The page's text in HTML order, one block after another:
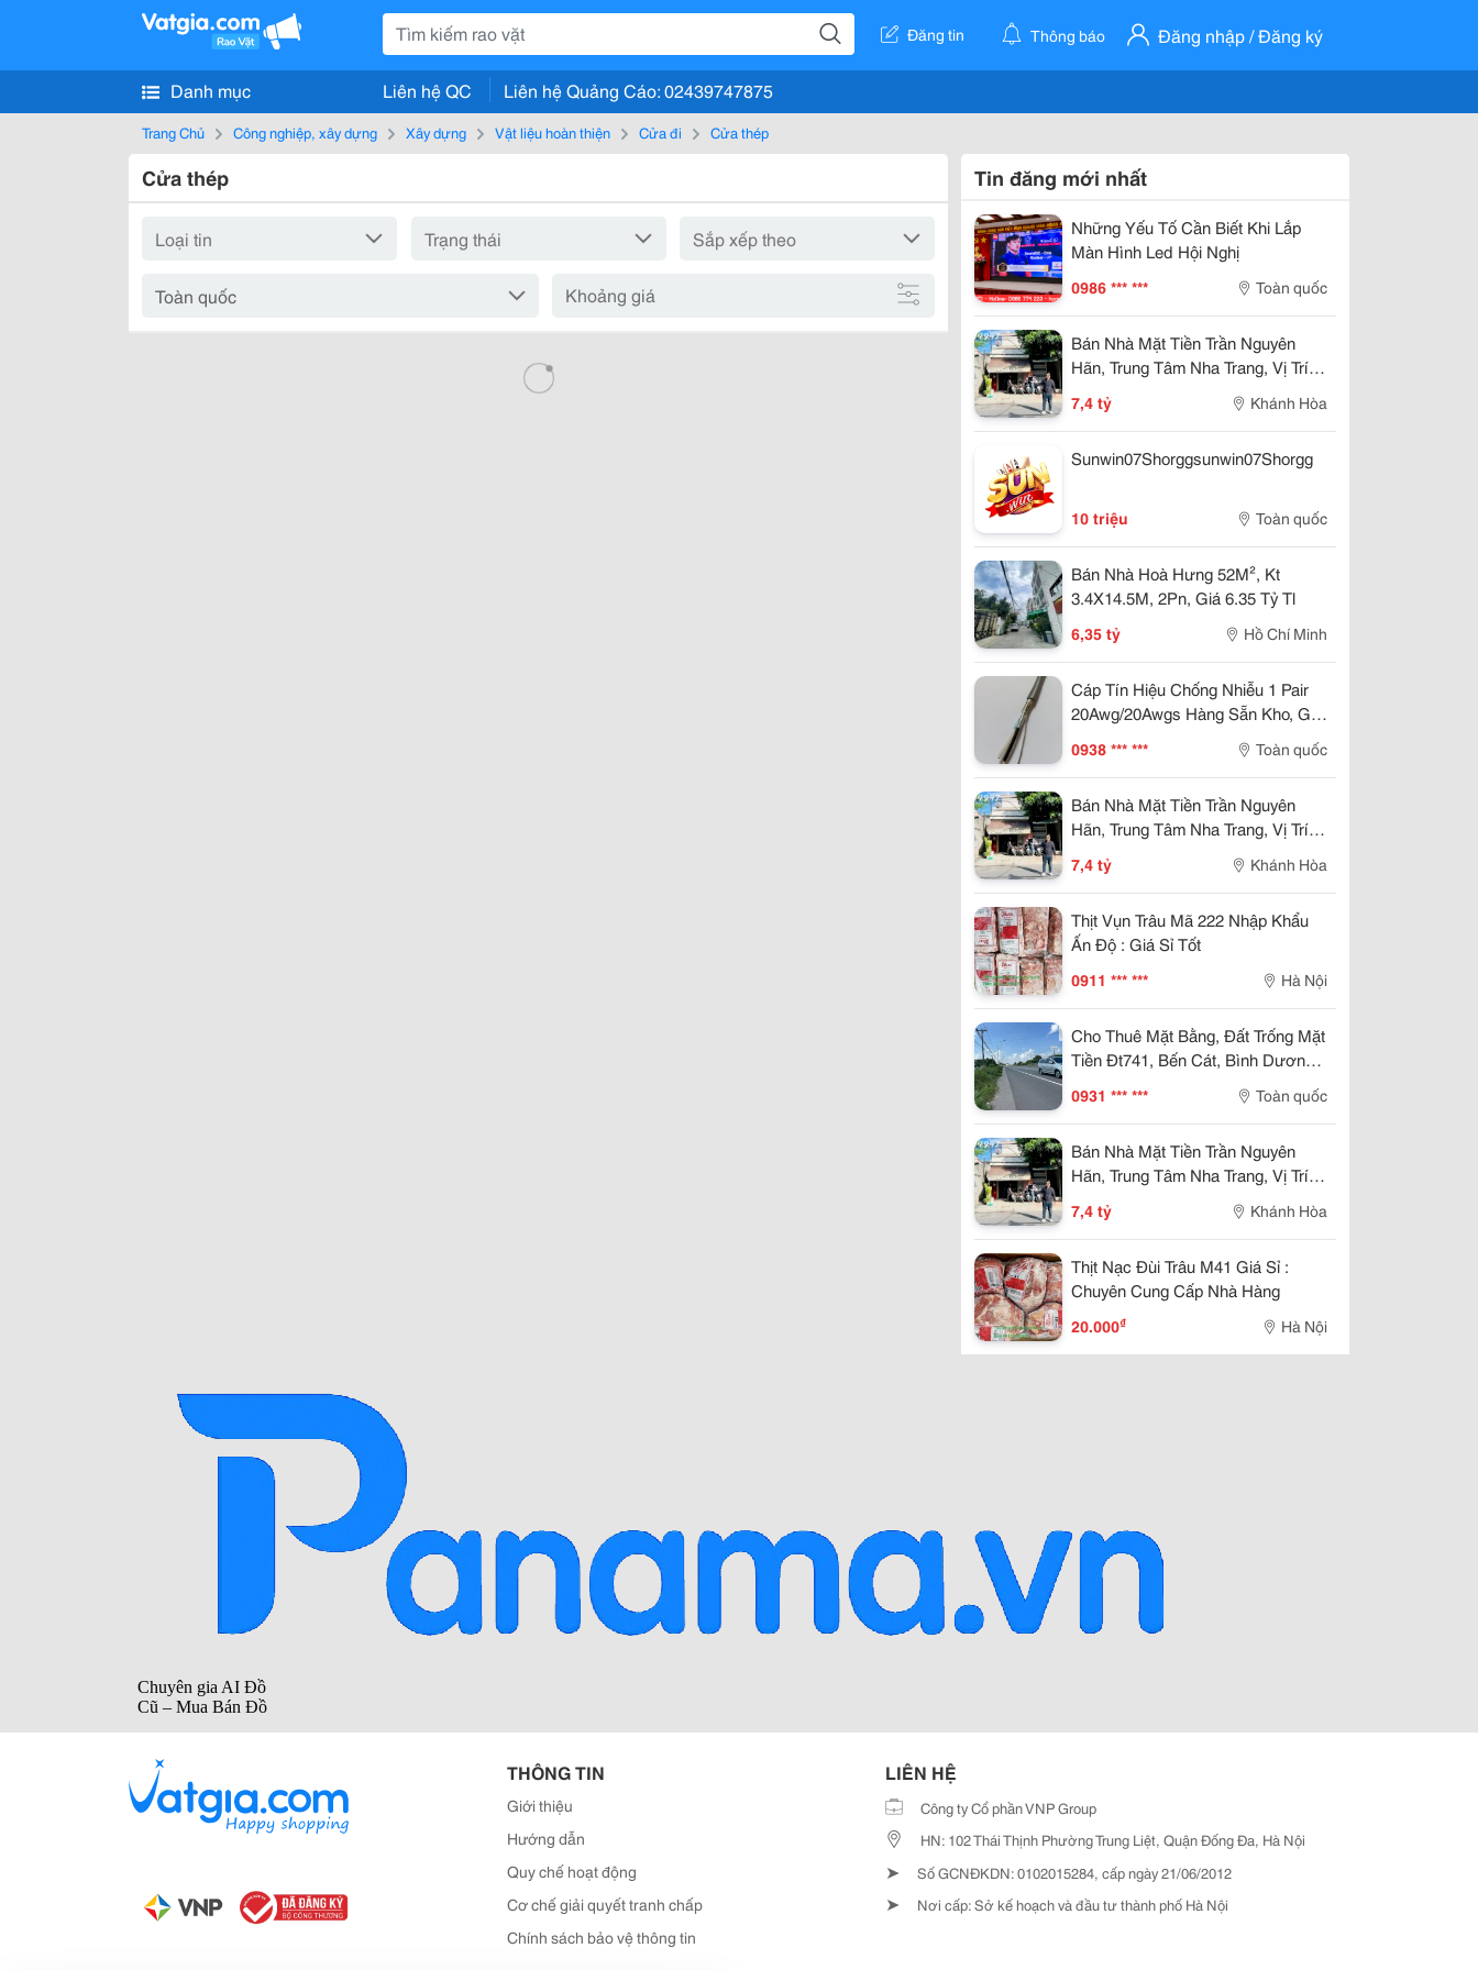
Đăng tin Thông báo Đăng nhập / Đăng ký
Danh mục Liên hệ QC Liên hệ Quảng Cáo: 02439747875
Trang Chủ Công nghiệp, xây dựng Xây dựng Vật liệu hoàn thiện Cửa đi Cửa thép
Cửa thép
Khoảng giá
Tin đăng mới nhất
Những Yếu Tố Cần Biết Khi Lắp
Màn Hình Led Hội Nghị
0986 *** *** Toàn quốc
Bán Nhà Mặt Tiền Trần Nguyên
Hãn, Trung Tâm Nha Trang, Vị Trí
Kinh Doanh Đẹp, Giá 7,4 Tỷ
7,4 tỷ Khánh Hòa
Sunwin07Shorggsunwin07Shorgg
10 triệu Toàn quốc
Bán Nhà Hoà Hưng 52M², Kt
3.4X14.5M, 2Pn, Giá 6.35 Tỷ Tl
6,35 tỷ Hồ Chí Minh
Cáp Tín Hiệu Chống Nhiễu 1 Pair
20Awg/20Awgs Hàng Sẵn Kho, Giá
0938 *** *** Toàn quốc
Bán Nhà Mặt Tiền Trần Nguyên
Hãn, Trung Tâm Nha Trang, Vị Trí
Kinh Doanh Đẹp, Giá 7,4 Tỷ
7,4 tỷ Khánh Hòa
Thịt Vụn Trâu Mã 222 Nhập Khẩu
Ấn Độ : Giá Sỉ Tốt
0911 *** *** Hà Nội
Cho Thuê Mặt Bằng, Đất Trống Mặt
Tiền Đt741, Bến Cát, Bình Dương,
0931 *** *** Toàn quốc
Bán Nhà Mặt Tiền Trần Nguyên
Hãn, Trung Tâm Nha Trang, Vị Trí
Kinh Doanh Đẹp, Giá 7,4 Tỷ
7,4 tỷ Khánh Hòa
Thịt Nạc Đùi Trâu M41 Giá Sỉ :
Chuyên Cung Cấp Nhà Hàng
20.000₫ Hà Nội
THÔNG TIN
Giới thiệu
Hướng dẫn
Quy chế hoạt động
Cơ chế giải quyết tranh chấp
Chính sách bảo vệ thông tin
LIÊN HỆ
Công ty Cổ phần VNP Group
HN: 102 Thái Thịnh Phường Trung Liệt, Quận Đống Đa, Hà Nội
➤ Số GCNĐKDN: 0102015284, cấp ngày 21/06/2012
➤ Nơi cấp: Sở kế hoạch và đầu tư thành phố Hà Nội